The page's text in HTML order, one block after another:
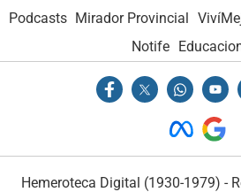
Podcasts Mirador Provincial
Notife
Hemeroteca Digital (1930-1979) -